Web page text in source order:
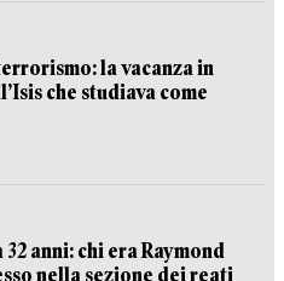
la vacanza in
che studiava come
anni: chi era Raymond
nella sezione dei reati